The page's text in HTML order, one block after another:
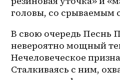
головы, со срываемым
В свою очередь Песнь
невероятно мощный
Нечеловеческое
Сталкиваясь с ним,